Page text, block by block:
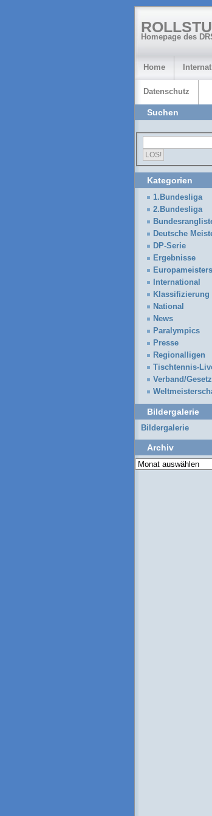
Homepage des
Home
Datenschutz
Suchen
Kategorien
1.Bundesliga
2.Bundesliga
Deutsche
DP-Serie
Ergebnisse
International
Klassifizierung
National
News
Paralympics
Presse
Regionalligen
Tischtennis-
Verband/
Bildergalerie
Bildergalerie
Archiv
Archiv